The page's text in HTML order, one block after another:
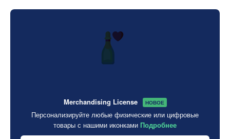
Merchandising License НОВОЕ
Персонализируйте любые физические или цифровые
товары с нашими иконками Подробнее